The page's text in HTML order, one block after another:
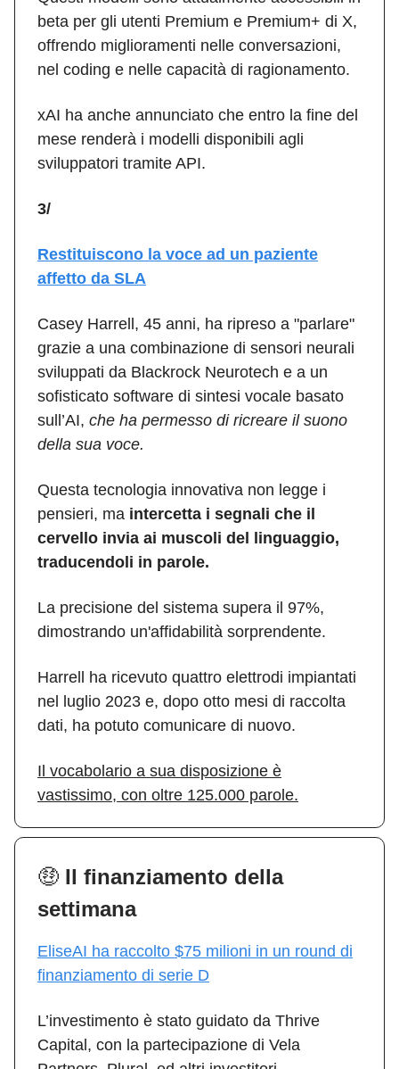
beta per gli utenti Premium e Premium+ di X,
offrendo miglioramenti nelle conversazioni,
nel coding e nelle capacità di ragionamento.
xAI ha anche annunciato che entro la fine del
mese renderà i modelli disponibili agli
sviluppatori tramite API.
3/
Restituiscono la voce ad un paziente
affetto da SLA
Casey Harrell, 45 anni, ha ripreso a "parlare"
grazie a una combinazione di sensori neurali
sviluppati da Blackrock Neurotech e a un
sofisticato software di sintesi vocale basato
sull’AI, che ha permesso di ricreare il suono
della sua voce.
Questa tecnologia innovativa non legge i
pensieri, ma intercetta i segnali che il
cervello invia ai muscoli del linguaggio,
traducendoli in parole.
La precisione del sistema supera il 97%,
dimostrando un'affidabilità sorprendente.
Harrell ha ricevuto quattro elettrodi impiantati
nel luglio 2023 e, dopo otto mesi di raccolta
dati, ha potuto comunicare di nuovo.
Il vocabolario a sua disposizione è
vastissimo, con oltre 125.000 parole.
🤑 Il finanziamento della
settimana
EliseAI ha raccolto $75 milioni in un round di
finanziamento di serie D
L’investimento è stato guidato da Thrive
Capital, con la partecipazione di Vela